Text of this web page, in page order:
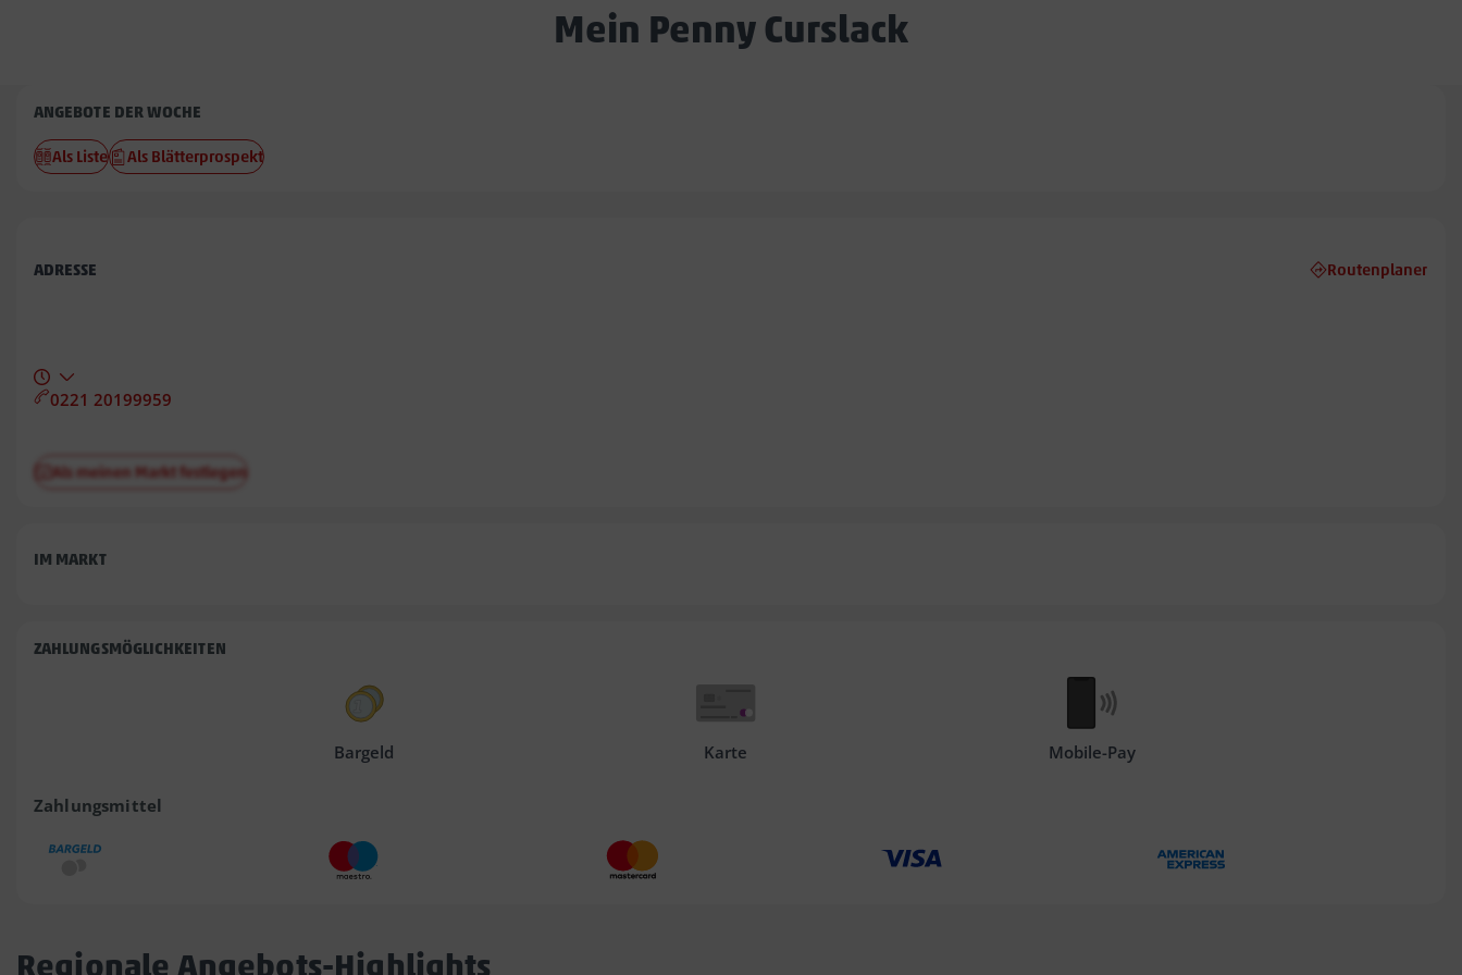
Mein Penny Curslack
Penny
Curslack
ANGEBOTE DER WOCHE
Als Liste Als Blätterprospekt
ADRESSE Routenplaner
0221 20199959
Als meinen Markt festlegen
IM MARKT
ZAHLUNGSMÖGLICHKEITEN
Bargeld Karte Mobile-Pay
Zahlungsmittel
Regionale Angebots-Highlights